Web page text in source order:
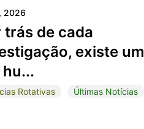
2026
trás de cada
existe um
Rotativas Últimas Notícias